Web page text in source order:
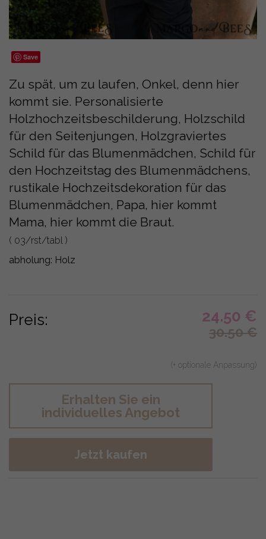
Save
Zu spät, um zu laufen, Onkel, denn hier
kommt sie. Personalisierte
Holzhochzeitsbeschilderung, Holzschild
für den Seitenjungen, Holzgraviertes
Schild für das Blumenmädchen, Schild für
den Hochzeitstag des Blumenmädchens,
rustikale Hochzeitsdekoration für das
Blumenmädchen, Papa, hier kommt
Mama, hier kommt die Braut.
( 03/rst/tabl )
abholung: Holz
Preis: 24.50 €
30.50€
(+ optionale Anpassung)
Erhalten Sie ein
individuelles Angebot
Jetzt kaufen